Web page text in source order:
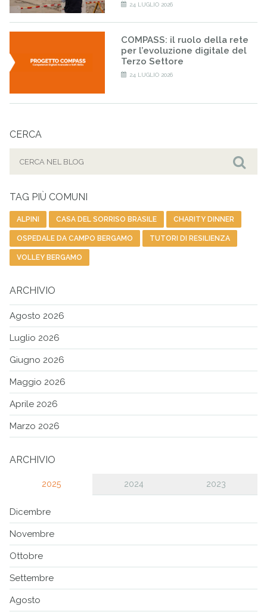
24 LUGLIO 2026
COMPASS: il ruolo della rete
per l’evoluzione digitale del
Terzo Settore
24 LUGLIO 2026
CERCA
TAG PIÙ COMUNI
ALPINI CASA DEL SORRISO BRASILE CHARITY DINNER
OSPEDALE DA CAMPO BERGAMO TUTORI DI RESILIENZA
VOLLEY BERGAMO
ARCHIVIO
Agosto 2026
Luglio 2026
Giugno 2026
Maggio 2026
Aprile 2026
Marzo 2026
ARCHIVIO
2025 2024 2023
Dicembre
Novembre
Ottobre
Settembre
Agosto